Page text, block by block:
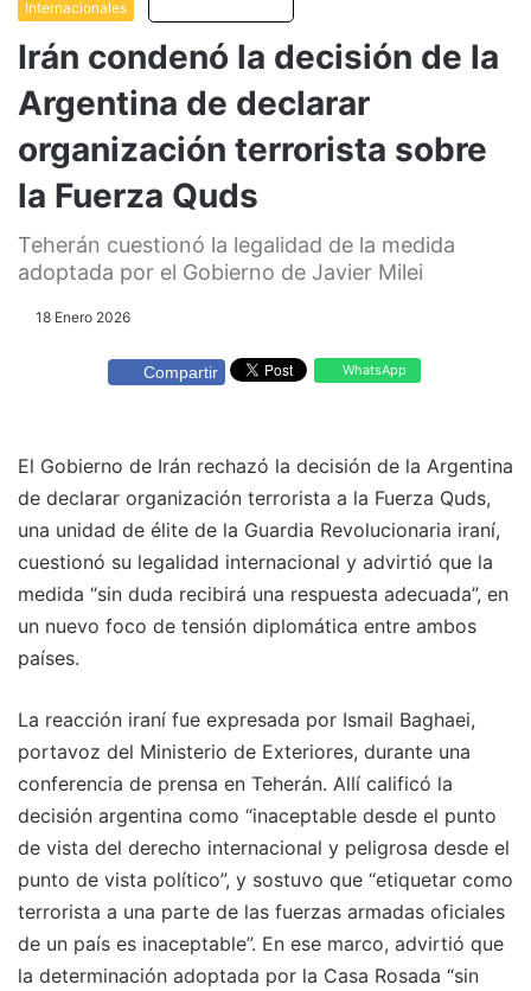
Internacionales
Irán condenó la decisión de la
Argentina de declarar
organización terrorista sobre
la Fuerza Quds
Teherán cuestionó la legalidad de la medida
adoptada por el Gobierno de Javier Milei
18 Enero 2026
Compartir WhatsApp
El Gobierno de Irán rechazó la decisión de la Argentina
de declarar organización terrorista a la Fuerza Quds,
una unidad de élite de la Guardia Revolucionaria iraní,
cuestionó su legalidad internacional y advirtió que la
medida “sin duda recibirá una respuesta adecuada”, en
un nuevo foco de tensión diplomática entre ambos
países.
La reacción iraní fue expresada por Ismail Baghaei,
portavoz del Ministerio de Exteriores, durante una
conferencia de prensa en Teherán. Allí calificó la
decisión argentina como “inaceptable desde el punto
de vista del derecho internacional y peligrosa desde el
punto de vista político”, y sostuvo que “etiquetar como
terrorista a una parte de las fuerzas armadas oficiales
de un país es inaceptable”. En ese marco, advirtió que
la determinación adoptada por la Casa Rosada “sin